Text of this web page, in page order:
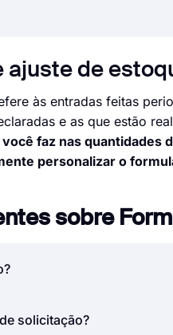
ajuste de
às entradas feitas
e as que estão
faz nas quantidades
personalizar o
sobre
usado para
solicitação?